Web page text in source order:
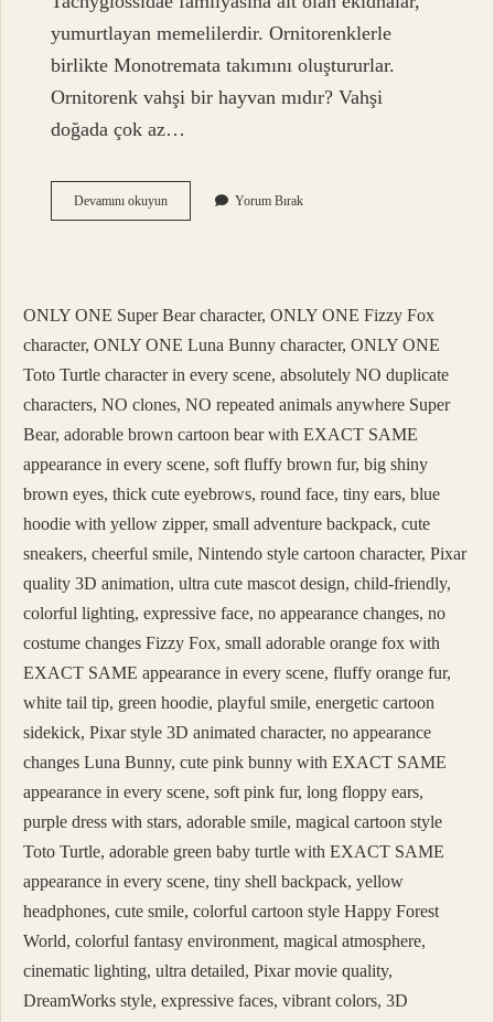
yumurtlayan memelilerdir. Ornitorenklerle
birlikte Monotremata takımını oluştururlar.
Ornitorenk vahşi bir hayvan mıdır? Vahşi
doğada çok az…
Devamını okuyunOrnitorenk
Uçar
Yorum Bırak
ONLY ONE Super Bear character, ONLY ONE Fizzy Fox
character, ONLY ONE Luna Bunny character, ONLY ONE
Toto Turtle character in every scene, absolutely NO duplicate
characters, NO clones, NO repeated animals anywhere Super
Bear, adorable brown cartoon bear with EXACT SAME
appearance in every scene, soft fluffy brown fur, big shiny
brown eyes, thick cute eyebrows, round face, tiny ears, blue
hoodie with yellow zipper, small adventure backpack, cute
sneakers, cheerful smile, Nintendo style cartoon character, Pixar
quality 3D animation, ultra cute mascot design, child-friendly,
colorful lighting, expressive face, no appearance changes, no
costume changes Fizzy Fox, small adorable orange fox with
EXACT SAME appearance in every scene, fluffy orange fur,
white tail tip, green hoodie, playful smile, energetic cartoon
sidekick, Pixar style 3D animated character, no appearance
changes Luna Bunny, cute pink bunny with EXACT SAME
appearance in every scene, soft pink fur, long floppy ears,
purple dress with stars, adorable smile, magical cartoon style
Toto Turtle, adorable green baby turtle with EXACT SAME
appearance in every scene, tiny shell backpack, yellow
headphones, cute smile, colorful cartoon style Happy Forest
World, colorful fantasy environment, magical atmosphere,
cinematic lighting, ultra detailed, Pixar movie quality,
DreamWorks style, expressive faces, vibrant colors, 3D